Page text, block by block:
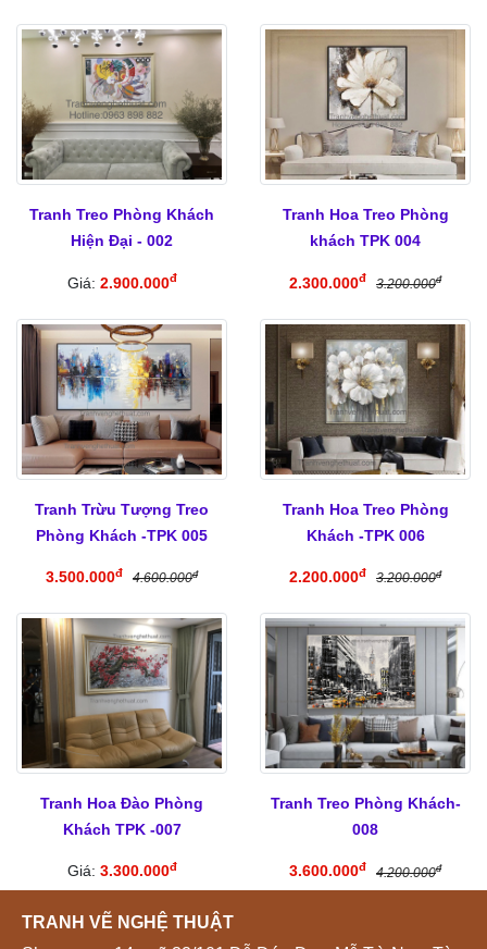
Tranh Treo Phòng Khách
Hiện Đại - 002
Giá: 2.900.000đ
Tranh Hoa Treo Phòng
khách TPK 004
2.300.000đ 3.200.000đ
Tranh Trừu Tượng Treo
Phòng Khách -TPK 005
3.500.000đ 4.600.000đ
Tranh Hoa Treo Phòng
Khách -TPK 006
2.200.000đ 3.200.000đ
Tranh Hoa Đào Phòng
Khách TPK -007
Giá: 3.300.000đ
Tranh Treo Phòng Khách-
008
3.600.000đ 4.200.000đ
TRANH VẼ NGHỆ THUẬT